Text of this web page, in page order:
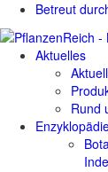
Betreut
Aktuelles
Rund